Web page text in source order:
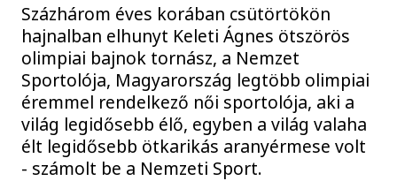
Százhárom éves korában csütörtökön
hajnalban elhunyt Keleti Ágnes ötszörös
olimpiai bajnok tornász, a Nemzet
Sportolója, Magyarország legtöbb olimpiai
éremmel rendelkező női sportolója, aki a
világ legidősebb élő, egyben a világ valaha
élt legidősebb ötkarikás aranyérmese volt
- számolt be a Nemzeti Sport.